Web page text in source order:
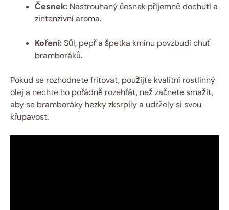
Česnek: Nastrouhaný česnek příjemně dochutí a
zintenzivní aroma.
Koření:Sůl, pepř a špetka kmínu povzbudí chuť
bramboráků.
Pokud se rozhodnete fritovat, použijte kvalitní rostlinný
olej a nechte ho pořádně rozehřát, než začnete smažit,
aby se bramboráky hezky zksrpily a udržely si svou
křupavost.